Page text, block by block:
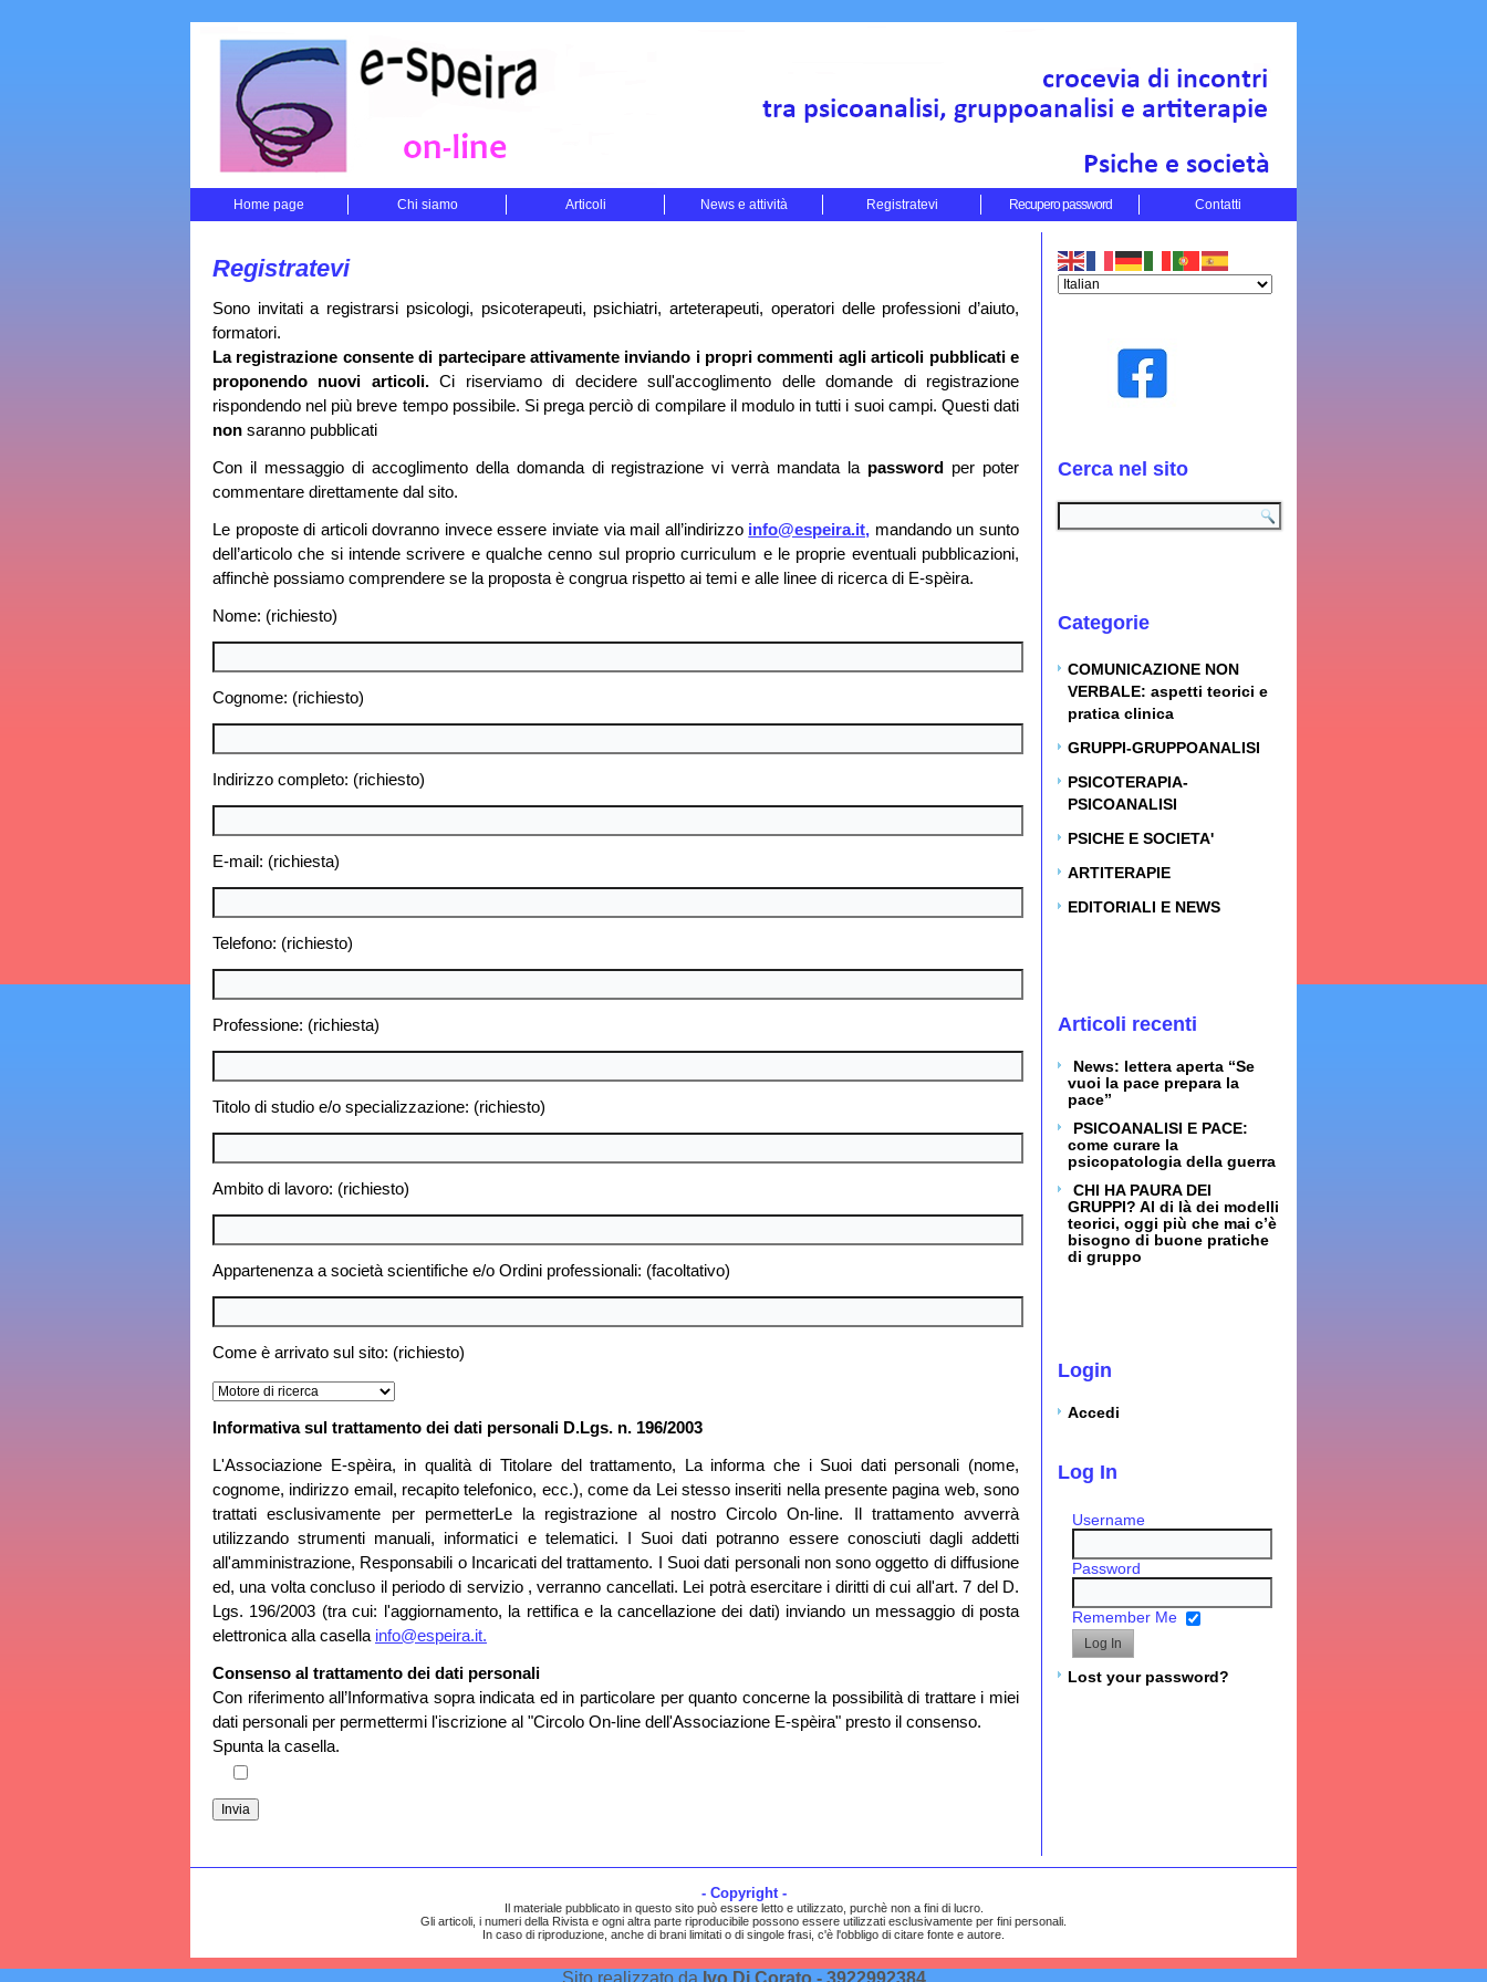
Home page Chi siamo Articoli News e attività Registratevi Recupero password Contatti
Registratevi
Sono invitati a registrarsi psicologi, psicoterapeuti, psichiatri, arteterapeuti, operatori delle professioni d’aiuto,
formatori.
La registrazione consente di partecipare attivamente inviando i propri commenti agli articoli pubblicati e
proponendo nuovi articoli.Ci riserviamo di decidere sull'accoglimento delle domande di registrazione
rispondendo nel più breve tempo possibile. Si prega perciò di compilare il modulo in tutti i suoi campi. Questi dati
non saranno pubblicati
Con il messaggio di accoglimento della domanda di registrazione vi verrà mandata la password per poter
commentare direttamente dal sito.
Le proposte di articoli dovranno invece essere inviate via mail all’indirizzo info@espeira.it, mandando un sunto
dell’articolo che si intende scrivere e qualche cenno sul proprio curriculum e le proprie eventuali pubblicazioni,
affinchè possiamo comprendere se la proposta è congrua rispetto ai temi e alle linee di ricerca di E-spèira.
Nome: (richiesto)
Cognome: (richiesto)
Indirizzo completo: (richiesto)
E-mail: (richiesta)
Telefono: (richiesto)
Professione: (richiesta)
Titolo di studio e/o specializzazione: (richiesto)
Ambito di lavoro: (richiesto)
Appartenenza a società scientifiche e/o Ordini professionali: (facoltativo)
Come è arrivato sul sito: (richiesto)
Informativa sul trattamento dei dati personali D.Lgs. n. 196/2003
L'Associazione E-spèira, in qualità di Titolare del trattamento, La informa che i Suoi dati personali (nome,
cognome, indirizzo email, recapito telefonico, ecc.), come da Lei stesso inseriti nella presente pagina web, sono
trattati esclusivamente per permetterLe la registrazione al nostro Circolo On-line. Il trattamento avverrà
utilizzando strumenti manuali, informatici e telematici. I Suoi dati potranno essere conosciuti dagli addetti
all'amministrazione, Responsabili o Incaricati del trattamento. I Suoi dati personali non sono oggetto di diffusione
ed, una volta concluso il periodo di servizio , verranno cancellati. Lei potrà esercitare i diritti di cui all'art. 7 del D.
Lgs. 196/2003 (tra cui: l'aggiornamento, la rettifica e la cancellazione dei dati) inviando un messaggio di posta
elettronica alla casella info@espeira.it.
Consenso al trattamento dei dati personali
Con riferimento all’Informativa sopra indicata ed in particolare per quanto concerne la possibilità di trattare i miei
dati personali per permettermi l'iscrizione al "Circolo On-line dell'Associazione E-spèira" presto il consenso.
Spunta la casella.
Cerca nel sito
Categorie
COMUNICAZIONE NON
VERBALE: aspetti teorici e
pratica clinica
GRUPPI-GRUPPOANALISI
PSICOTERAPIA-
PSICOANALISI
PSICHE E SOCIETA'
ARTITERAPIE
EDITORIALI E NEWS
Articoli recenti
News: lettera aperta “Se
vuoi la pace prepara la
pace”
PSICOANALISI E PACE:
come curare la
psicopatologia della guerra
CHI HA PAURA DEI
GRUPPI? Al di là dei modelli
teorici, oggi più che mai c’è
bisogno di buone pratiche
di gruppo
Login
Accedi
Log In
Username
Password
Remember Me
Lost your password?
- Copyright -
Il materiale pubblicato in questo sito può essere letto e utilizzato, purchè non a fini di lucro.
Gli articoli, i numeri della Rivista e ogni altra parte riproducibile possono essere utilizzati esclusivamente per fini personali.
In caso di riproduzione, anche di brani limitati o di singole frasi, c'è l'obbligo di citare fonte e autore.
Sito realizzato da Ivo Di Corato - 3922992384